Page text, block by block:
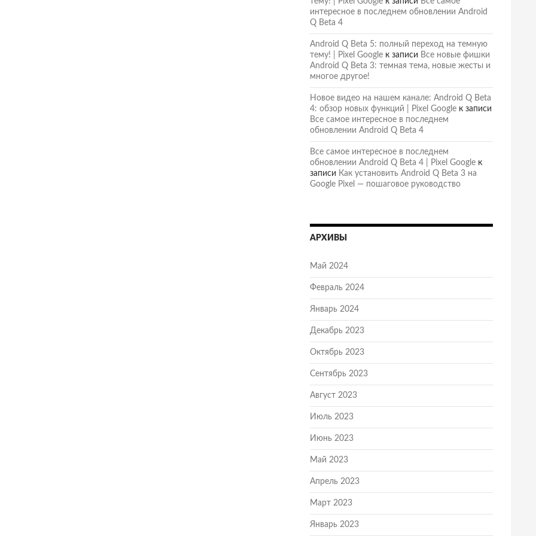
интересное в последнем обновлении Android
Q Beta 4
Android Q Beta 5: полный переход на темную
тему! | Pixel Google к записи Все новые фишки
Android Q Beta 3: темная тема, новые жесты и
многое другое!
Новое видео на нашем канале: Android Q Beta
4: обзор новых функций | Pixel Google к записи
Все самое интересное в последнем
обновлении Android Q Beta 4
Все самое интересное в последнем
обновлении Android Q Beta 4 | Pixel Google к
записи Как установить Android Q Beta 3 на
Google Pixel — пошаговое руководство
АРХИВЫ
Май 2024
Февраль 2024
Январь 2024
Декабрь 2023
Октябрь 2023
Сентябрь 2023
Август 2023
Июль 2023
Июнь 2023
Май 2023
Апрель 2023
Март 2023
Январь 2023